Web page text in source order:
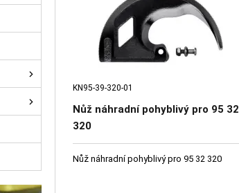
KN95-39-320-01
Nůž náhradní pohyblivý pro 95 32
320
Nůž náhradní pohyblivý pro 95 32 320